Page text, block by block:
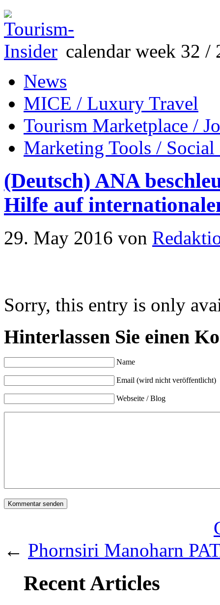
calendar week 32 /
News
MICE / Luxury Travel
Tourism Marketplace /
Marketing Tools /
(Deutsch) ANA
Hilfe auf
29. May 2016 von
Sorry, this entry is only
Hinterlassen Sie einen
Name
Email (wird nicht veröffentlicht)
Webseite / Blog
← Phornsiri Manoharn
Recent Articles